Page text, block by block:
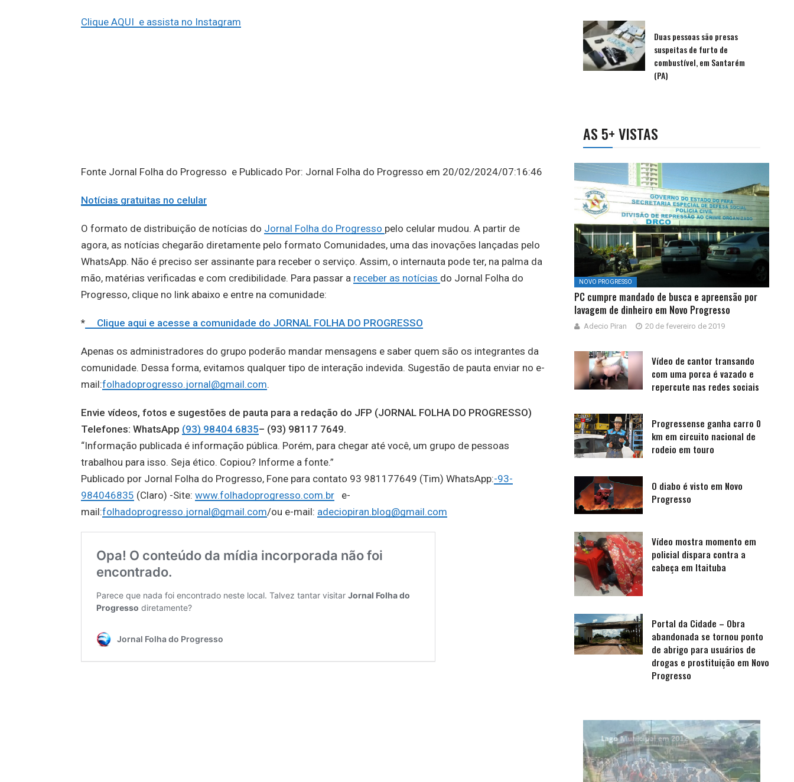
Clique AQUI e assista no Instagram
Fonte Jornal Folha do Progresso e Publicado Por: Jornal Folha do Progresso em 20/02/2024/07:16:46
Notícias gratuitas no celular
O formato de distribuição de notícias do Jornal Folha do Progresso pelo celular mudou. A partir de
agora, as notícias chegarão diretamente pelo formato Comunidades, uma das inovações lançadas pelo
WhatsApp. Não é preciso ser assinante para receber o serviço. Assim, o internauta pode ter, na palma da
mão, matérias verificadas e com credibilidade. Para passar a receber as notícias do Jornal Folha do
Progresso, clique no link abaixo e entre na comunidade:
* Clique aqui e acesse a comunidade do JORNAL FOLHA DO PROGRESSO
Apenas os administradores do grupo poderão mandar mensagens e saber quem são os integrantes da
comunidade. Dessa forma, evitamos qualquer tipo de interação indevida. Sugestão de pauta enviar no e-
mail:folhadoprogresso.jornal@gmail.com.
Envie vídeos, fotos e sugestões de pauta para a redação do JFP (JORNAL FOLHA DO PROGRESSO)
Telefones: WhatsApp (93) 98404 6835– (93) 98117 7649.
“Informação publicada é informação pública. Porém, para chegar até você, um grupo de pessoas
trabalhou para isso. Seja ético. Copiou? Informe a fonte.”
Publicado por Jornal Folha do Progresso, Fone para contato 93 981177649 (Tim) WhatsApp:-93-
984046835 (Claro) -Site: www.folhadoprogresso.com.br e-
mail:folhadoprogresso.jornal@gmail.com/ou e-mail: adeciopiran.blog@gmail.com
Duas pessoas são presas
suspeitas de furto de
combustível, em Santarém
(PA)
AS 5+ VISTAS
NOVO PROGRESSO
PC cumpre mandado de busca e apreensão por
lavagem de dinheiro em Novo Progresso
Adecio Piran 20 de fevereiro de 2019
Vídeo de cantor transando
com uma porca é vazado e
repercute nas redes sociais
Progressense ganha carro 0
km em circuito nacional de
rodeio em touro
O diabo é visto em Novo
Progresso
Vídeo mostra momento em
policial dispara contra a
cabeça em Itaituba
Portal da Cidade – Obra
abandonada se tornou ponto
de abrigo para usuários de
drogas e prostituição em Novo
Progresso